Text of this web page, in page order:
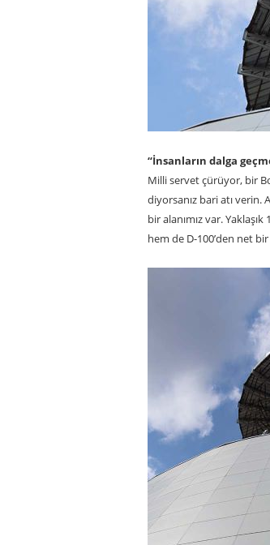
“İnsanların dalga
Milli servet çürüyor, bir
diyorsanız bari atı verin.
bir alanımız var.
hem de D-100’den net